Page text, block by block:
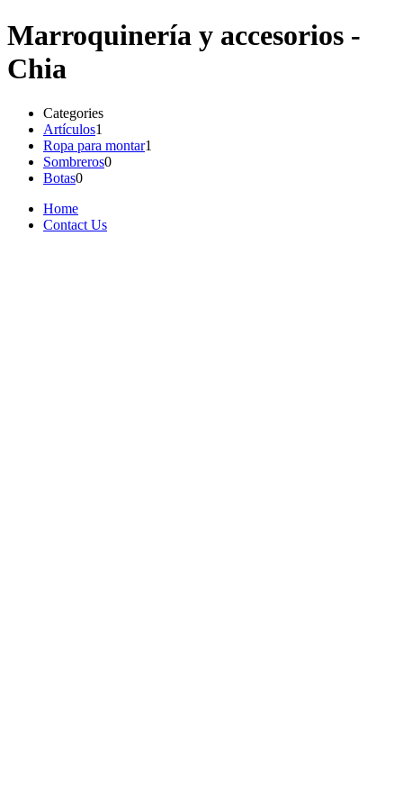
Marroquinería y accesorios -
Chia
Categories
Artículos1
Ropa para montar1
Sombreros0
Botas0
Home
Contact Us